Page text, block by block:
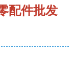
配件批发